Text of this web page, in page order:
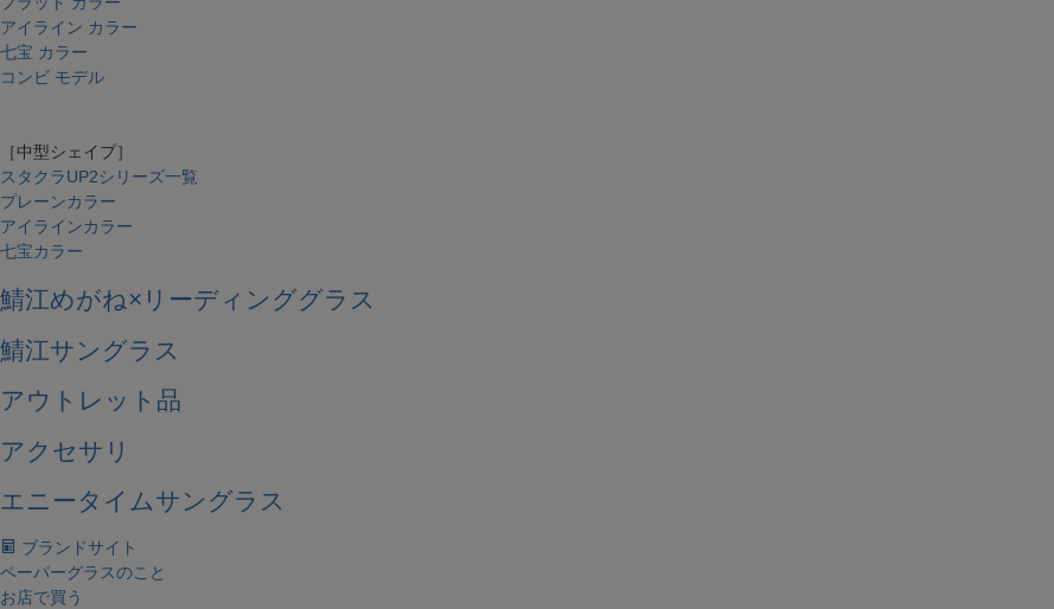
アイライン カラー
七宝 カラー
コンビ モデル
［中型シェイプ］
スタクラUP2シリーズ一覧
プレーンカラー
アイラインカラー
七宝カラー
鯖江めがね×リーディンググラス
鯖江サングラス
アウトレット品
アクセサリ
エニータイムサングラス
ブランドサイト
ペーパーグラスのこと
お店で買う